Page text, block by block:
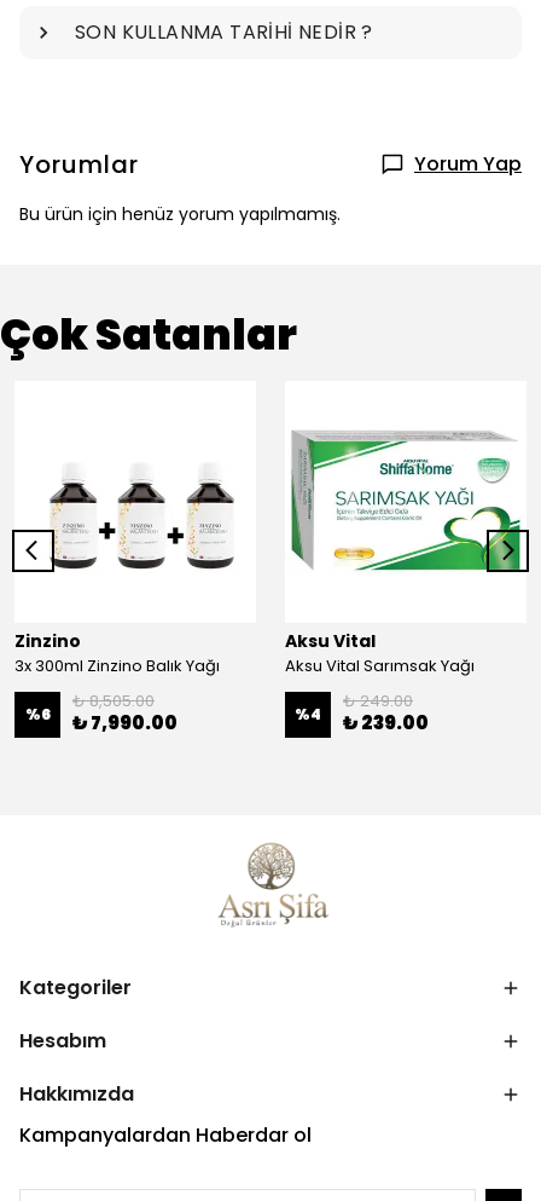
SON KULLANMA TARİHİ NEDİR ?
Yorumlar Yorum Yap
Bu ürün için henüz yorum yapılmamış.
Çok Satanlar
Zinzino
3x 300ml Zinzino Balık Yağı
%6
₺ 8,505.00
₺ 7,990.00
Aksu Vital
Aksu Vital Sarımsak Yağı
%4
₺ 249.00
₺ 239.00
Kategoriler
Hesabım
Hakkımızda
Kampanyalardan Haberdar ol